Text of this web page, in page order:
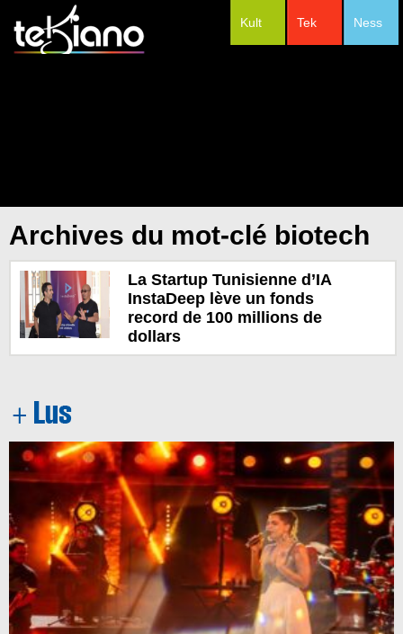
Ness
Tek
Kult
Archives du mot-clé biotech
La Startup Tunisienne d’IA
InstaDeep lève un fonds
record de 100 millions de
dollars